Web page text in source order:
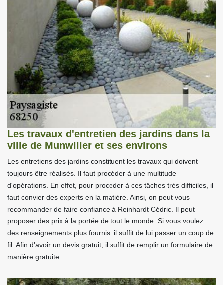
Les travaux d'entretien des jardins dans la
ville de Munwiller et ses environs
Les entretiens des jardins constituent les travaux qui doivent
toujours être réalisés. Il faut procéder à une multitude
d'opérations. En effet, pour procéder à ces tâches très difficiles, il
faut convier des experts en la matière. Ainsi, on peut vous
recommander de faire confiance à Reinhardt Cédric. Il peut
proposer des prix à la portée de tout le monde. Si vous voulez
des renseignements plus fournis, il suffit de lui passer un coup de
fil. Afin d'avoir un devis gratuit, il suffit de remplir un formulaire de
manière gratuite.